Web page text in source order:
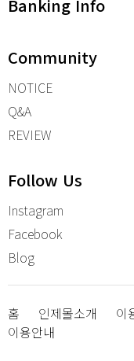
Banking Info
Community
NOTICE
Q&A
REVIEW
Follow Us
Instagram
Facebook
Blog
홈 인제몰소개 이
이용안내